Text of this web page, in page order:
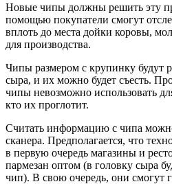
Новые чипы должны решить эту
помощью покупатели смогут
вплоть до места дойки коровы,
для производства.
Чипы размером с крупинку будут
сыра, и их можно будет съесть.
чипы невозможно использовать
кто их проглотит.
Считать информацию с чипа
сканера. Предполагается, что
в первую очередь магазины и
пармезан оптом (в головку сыра
чип). В свою очередь, они смогут